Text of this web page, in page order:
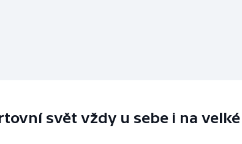
svět vždy u sebe i na velké